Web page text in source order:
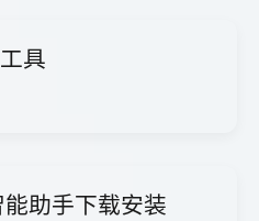
具
助手下载安装